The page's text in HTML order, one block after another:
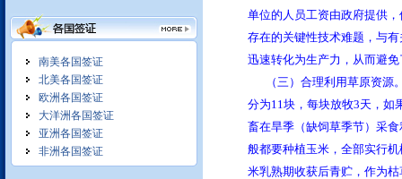
我们竭诚为您服务:
南美各国签证
北美各国签证
欧洲各国签证
大洋洲各国签证
亚洲各国签证
非洲各国签证
单位的人员工资由政府提供
存在的关键性技术难题，与
迅速转化为生产力，从而避免
（三）合理利用草原资
分为11块，每块放牧3天，如
畜在旱季（缺饲草季节）采
般都要种植玉米，全部实行
米乳熟期收获后青贮，作为